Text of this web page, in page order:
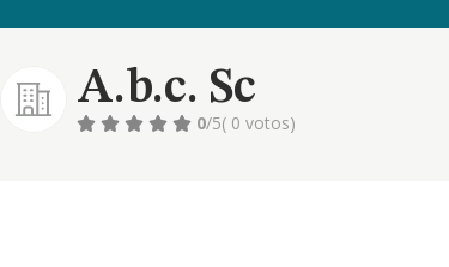
A.b.c. Sc
0/5( 0 votos)